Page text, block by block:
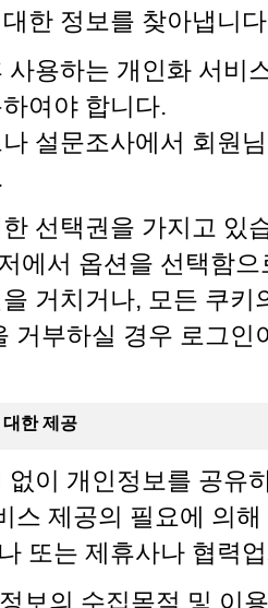
한 정보를 찾아냅니
사용하는 개인화 서비
여야 합니다.
설문조사에서 회원
선택권을 가지고 있
에서 옵션을 선택함
거치거나, 모든 쿠
거부하실 경우 로그
한 제공
없이 개인정보를 공유
스 제공의 필요에 의
또는 제휴사나 협력
보의 수집목적 및 이